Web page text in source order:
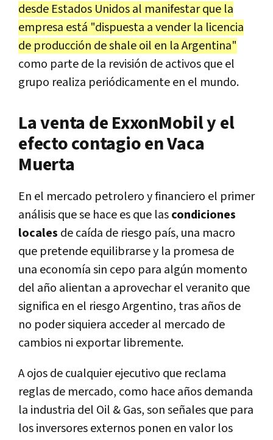
desde Estados Unidos al manifestar que la
empresa está "dispuesta a vender la licencia
de producción de shale oil en la Argentina"
como parte de la revisión de activos que el
grupo realiza periódicamente en el mundo.
La venta de ExxonMobil y el
efecto contagio en Vaca
Muerta
En el mercado petrolero y financiero el primer
análisis que se hace es que lascondiciones
locales de caída de riesgo país, una macro
que pretende equilibrarse y la promesa de
una economía sin cepo para algún momento
del año alientan a aprovechar el veranito que
significa en el riesgo Argentino, tras años de
no poder siquiera acceder al mercado de
cambios ni exportar libremente.
A ojos de cualquier ejecutivo que reclama
reglas de mercado, como hace años demanda
la industria del Oil & Gas, son señales que para
los inversores externos ponen en valor los